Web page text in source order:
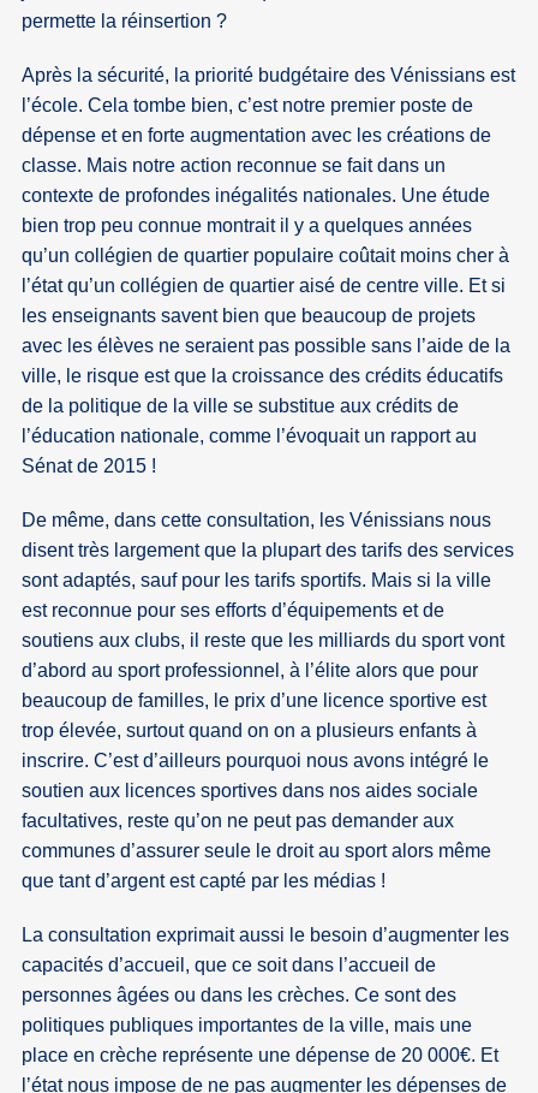
permette la réinsertion ?
Après la sécurité, la priorité budgétaire des Vénissians est
l’école. Cela tombe bien, c’est notre premier poste de
dépense et en forte augmentation avec les créations de
classe. Mais notre action reconnue se fait dans un
contexte de profondes inégalités nationales. Une étude
bien trop peu connue montrait il y a quelques années
qu’un collégien de quartier populaire coûtait moins cher à
l’état qu’un collégien de quartier aisé de centre ville. Et si
les enseignants savent bien que beaucoup de projets
avec les élèves ne seraient pas possible sans l’aide de la
ville, le risque est que la croissance des crédits éducatifs
de la politique de la ville se substitue aux crédits de
l’éducation nationale, comme l’évoquait un rapport au
Sénat de 2015 !
De même, dans cette consultation, les Vénissians nous
disent très largement que la plupart des tarifs des services
sont adaptés, sauf pour les tarifs sportifs. Mais si la ville
est reconnue pour ses efforts d’équipements et de
soutiens aux clubs, il reste que les milliards du sport vont
d’abord au sport professionnel, à l’élite alors que pour
beaucoup de familles, le prix d’une licence sportive est
trop élevée, surtout quand on on a plusieurs enfants à
inscrire. C’est d’ailleurs pourquoi nous avons intégré le
soutien aux licences sportives dans nos aides sociale
facultatives, reste qu’on ne peut pas demander aux
communes d’assurer seule le droit au sport alors même
que tant d’argent est capté par les médias !
La consultation exprimait aussi le besoin d’augmenter les
capacités d’accueil, que ce soit dans l’accueil de
personnes âgées ou dans les crèches. Ce sont des
politiques publiques importantes de la ville, mais une
place en crèche représente une dépense de 20 000€. Et
l’état nous impose de ne pas augmenter les dépenses de